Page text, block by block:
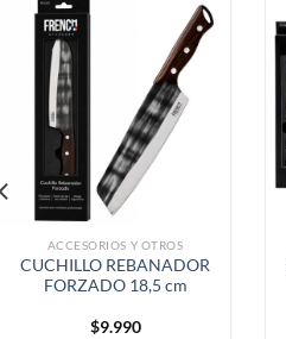
ACCESORIOS Y OTROS
CUCHILLO REBANADOR
FORZADO 18,5 cm
$9.990